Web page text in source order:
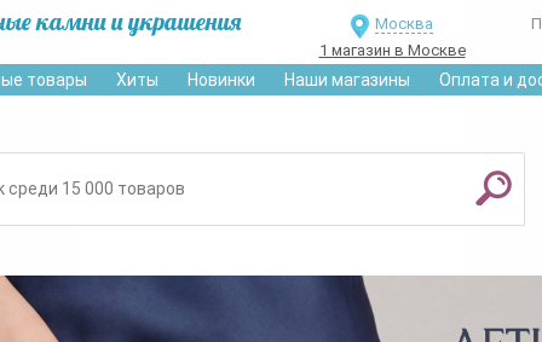
камни и украшения
Москва
1 магазин в Москве
товары Хиты Новинки Наши магазины Оплата и